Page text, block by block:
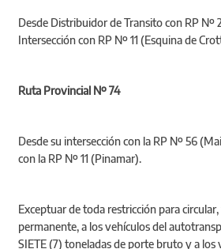
Desde Distribuidor de Transito con RP Nº
Intersección con RP Nº 11 (Esquina de
Ruta Provincial Nº 74
Desde su intersección con la RP Nº 56
con la RP Nº 11 (Pinamar).
Exceptuar de toda restricción para
permanente, a los vehículos del
SIETE (7) toneladas de porte bruto y a los